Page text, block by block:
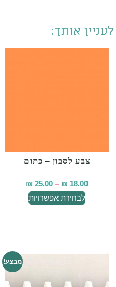
אותך:
צבע לסבון – כתום
₪18.00
–
₪25.00
לבחירת אפשרויות
מבצע!